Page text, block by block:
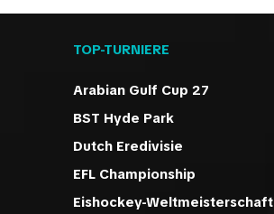
TOP-TURNIERE
Arabian Gulf Cup 27
BST Hyde Park
Dutch Eredivisie
EFL Championship
Eishockey-Weltmeisterschaft